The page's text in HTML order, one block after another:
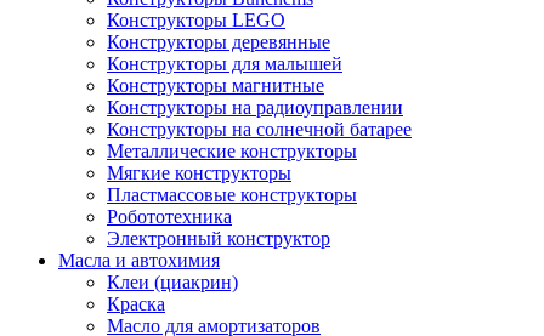
Конструкторы LEGO
Конструкторы деревянные
Конструкторы для малышей
Конструкторы магнитные
Конструкторы на радиоуправлении
Конструкторы на солнечной батарее
Металлические конструкторы
Мягкие конструкторы
Пластмассовые конструкторы
Робототехника
Электронный конструктор
Масла и автохимия
Клеи (циакрин)
Краска
Масло для амортизаторов